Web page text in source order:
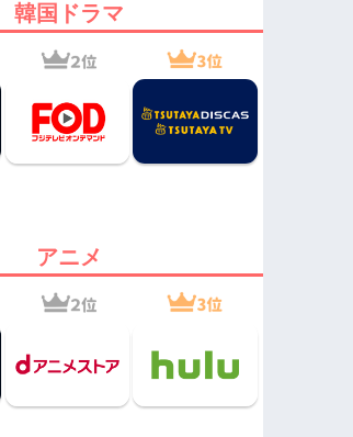
韓国ドラマ
アニメ